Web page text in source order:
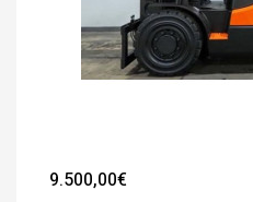
9.500,00€